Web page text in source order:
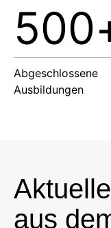
500
Abgeschlossene
Ausbildungen
aus